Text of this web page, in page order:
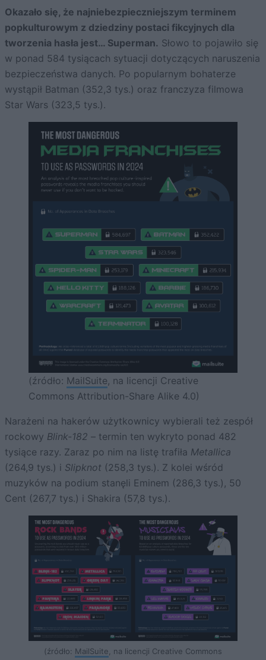
Okazało się, że najniebezpieczniejszym terminem
popkulturowym z dziedziny postaci fikcyjnych dla
tworzenia hasła jest… Superman. Słowo to pojawiło się
w ponad 584 tysiącach sytuacji dotyczących naruszenia
bezpieczeństwa danych. Po popularnym bohaterze
wystąpił Batman (352,3 tys.) oraz franczyza filmowa
Star Wars (323,5 tys.).
(źródło: MailSuite, na licencji Creative
Commons Attribution-Share Alike 4.0)
Narażeni na hakerów użytkownicy wybierali też zespół
rockowy Blink-182 – termin ten wykryto ponad 482
tysiące razy. Zaraz po nim na listę trafiła Metallica
(264,9 tys.) i Slipknot (258,3 tys.). Z kolei wśród
muzyków na podium stanęli Eminem (286,3 tys.), 50
Cent (267,7 tys.) i Shakira (57,8 tys.).
(źródło: MailSuite , na licencji Creative Commons